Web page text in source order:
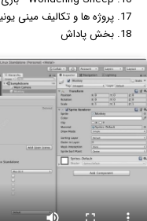
17. پروژه ها و تکالیف مینی یونیتی
18. بخش پاداش